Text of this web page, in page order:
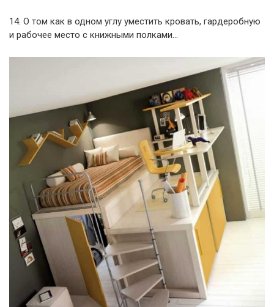
14. О том как в одном углу уместить кровать, гардеробную
и рабочее место с книжными полками…